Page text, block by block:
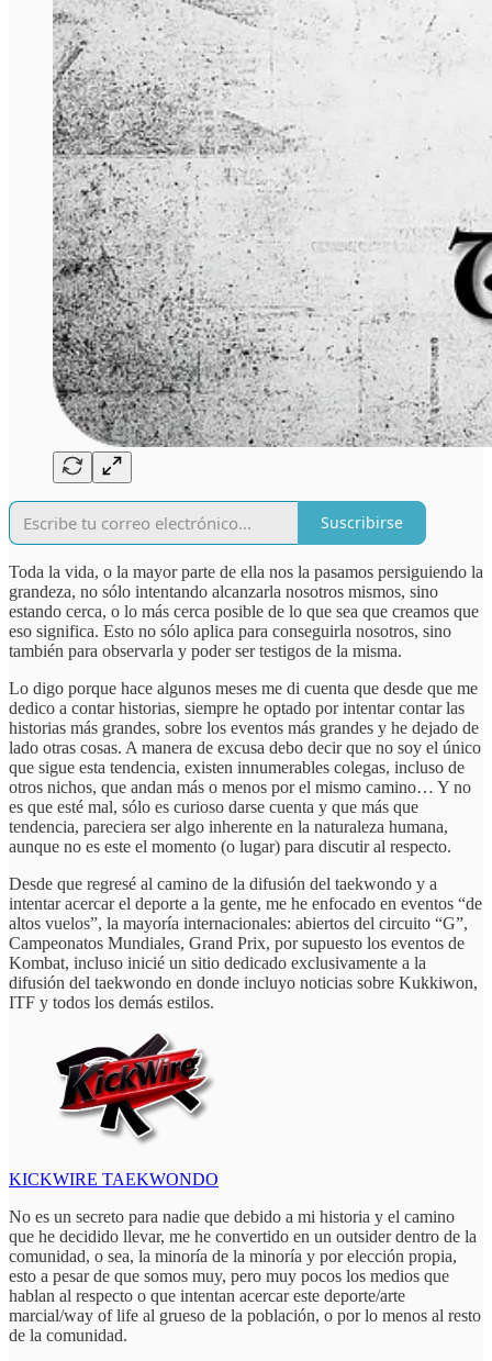
Suscribirse
Toda la vida, o la mayor parte de ella nos la pasamos persiguiendo la
grandeza, no sólo intentando alcanzarla nosotros mismos, sino
estando cerca, o lo más cerca posible de lo que sea que creamos que
eso significa. Esto no sólo aplica para conseguirla nosotros, sino
también para observarla y poder ser testigos de la misma.
Lo digo porque hace algunos meses me di cuenta que desde que me
dedico a contar historias, siempre he optado por intentar contar las
historias más grandes, sobre los eventos más grandes y he dejado de
lado otras cosas. A manera de excusa debo decir que no soy el único
que sigue esta tendencia, existen innumerables colegas, incluso de
otros nichos, que andan más o menos por el mismo camino… Y no
es que esté mal, sólo es curioso darse cuenta y que más que
tendencia, pareciera ser algo inherente en la naturaleza humana,
aunque no es este el momento (o lugar) para discutir al respecto.
Desde que regresé al camino de la difusión del taekwondo y a
intentar acercar el deporte a la gente, me he enfocado en eventos “de
altos vuelos”, la mayoría internacionales: abiertos del circuito “G”,
Campeonatos Mundiales, Grand Prix, por supuesto los eventos de
Kombat, incluso inicié un sitio dedicado exclusivamente a la
difusión del taekwondo en donde incluyo noticias sobre Kukkiwon,
ITF y todos los demás estilos.
KICKWIRE TAEKWONDO
No es un secreto para nadie que debido a mi historia y el camino
que he decidido llevar, me he convertido en un outsider dentro de la
comunidad, o sea, la minoría de la minoría y por elección propia,
esto a pesar de que somos muy, pero muy pocos los medios que
hablan al respecto o que intentan acercar este deporte/arte
marcial/way of life al grueso de la población, o por lo menos al resto
de la comunidad.